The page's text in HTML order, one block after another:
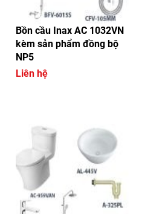
Bồn cầu Inax AC 1032VN
kèm sản phẩm đồng bộ
NP5
Liên hệ